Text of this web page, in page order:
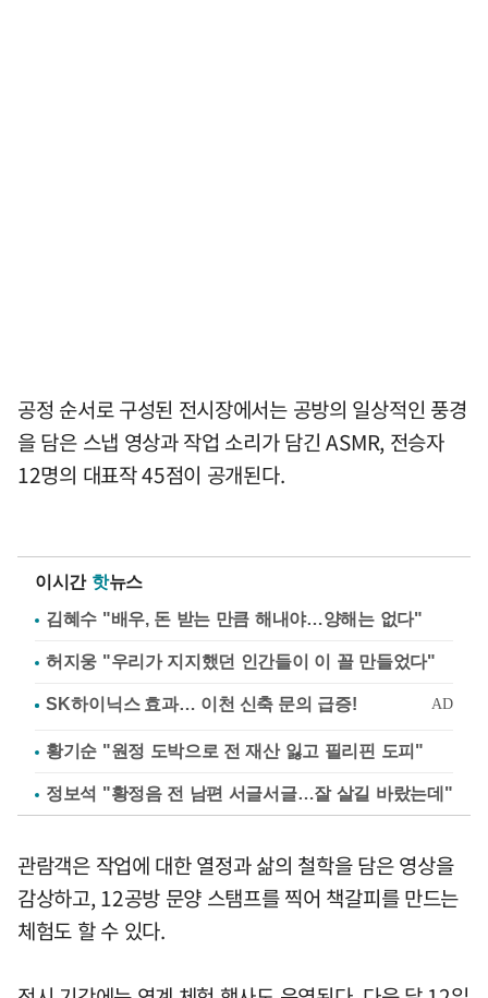
공정 순서로 구성된 전시장에서는 공방의 일상적인 풍경
을 담은 스냅 영상과 작업 소리가 담긴 ASMR, 전승자
12명의 대표작 45점이 공개된다.
이시간 핫뉴스
김혜수 "배우, 돈 받는 만큼 해내야…양해는 없다"
허지웅 "우리가 지지했던 인간들이 이 꼴 만들었다"
황기순 "원정 도박으로 전 재산 잃고 필리핀 도피"
정보석 "황정음 전 남편 서글서글…잘 살길 바랐는데"
관람객은 작업에 대한 열정과 삶의 철학을 담은 영상을
감상하고, 12공방 문양 스탬프를 찍어 책갈피를 만드는
체험도 할 수 있다.